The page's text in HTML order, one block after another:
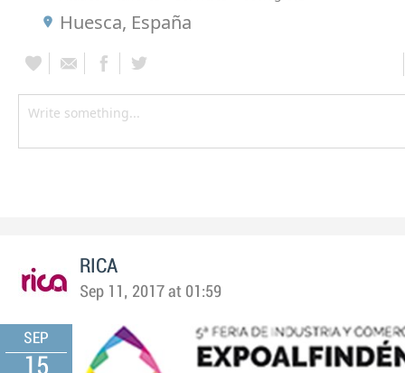
Huesca, España
RICA
Sep 11, 2017 at 01:59
SEP
15